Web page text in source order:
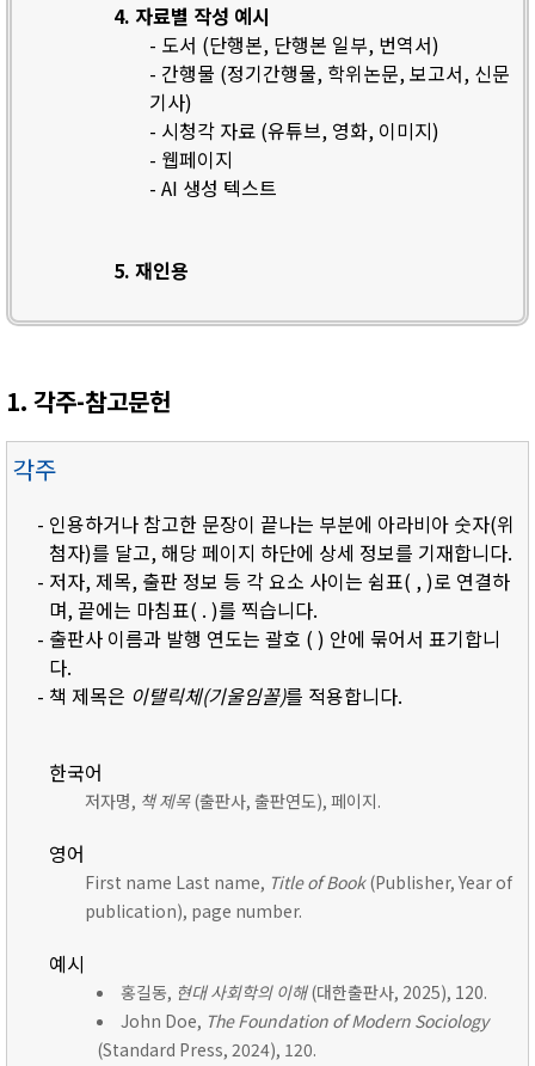
4. 자료별 작성 예시
- 도서 (단행본, 단행본 일부, 번역서)
- 간행물 (정기간행물, 학위논문, 보고서, 신문
기사)
- 시청각 자료 (유튜브, 영화, 이미지)
- 웹페이지
- AI 생성 텍스트
5. 재인용
1. 각주-참고문헌
각주
- 인용하거나 참고한 문장이 끝나는 부분에 아라비아 숫자(위
첨자)를 달고, 해당 페이지 하단에 상세 정보를 기재합니다.
- 저자, 제목, 출판 정보 등 각 요소 사이는 쉼표( , )로 연결하
며, 끝에는 마침표( . )를 찍습니다.
- 출판사 이름과 발행 연도는 괄호 ( ) 안에 묶어서 표기합니
다.
- 책 제목은 이탤릭체(기울임꼴)를 적용합니다.
한국어
저자명, 책 제목(출판사, 출판연도), 페이지.
영어
First name Last name, Title of Book(Publisher, Year of
publication), page number.
예시
홍길동, 현대 사회학의 이해(대한출판사, 2025), 120.
John Doe, The Foundation of Modern Sociology
(Standard Press, 2024), 120.